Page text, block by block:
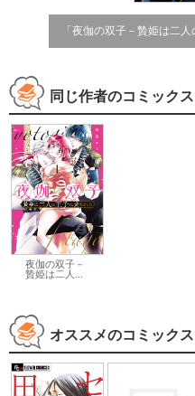
「夜伽の双子－贄姫は二
同じ作者のコミックス
夜伽の双子－
贄姫は二人...
オススメのコミックス